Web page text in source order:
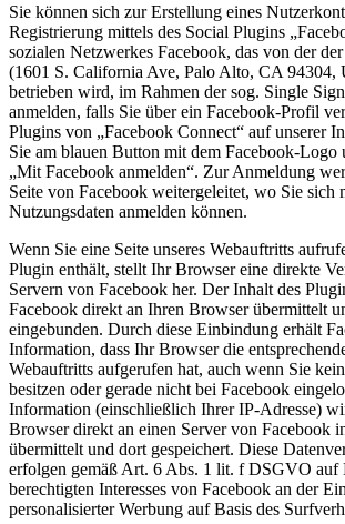
Sie können sich zur Erstellung eines
Registrierung mittels des Social Plugins
sozialen Netzwerkes Facebook, das von der
(1601 S. California Ave, Palo Alto, CA 94304,
betrieben wird, im Rahmen der sog. Single
anmelden, falls Sie über ein Facebook-Profil
Plugins von „Facebook Connect“ auf unserer
Sie am blauen Button mit dem Facebook-
„Mit Facebook anmelden“. Zur Anmeldung
Seite von Facebook weitergeleitet, wo Sie sich
Nutzungsdaten anmelden können.
Wenn Sie eine Seite unseres Webauftritts
Plugin enthält, stellt Ihr Browser eine direkte
Servern von Facebook her. Der Inhalt des
Facebook direkt an Ihren Browser übermittelt
eingebunden. Durch diese Einbindung erhält
Information, dass Ihr Browser die
Webauftritts aufgerufen hat, auch wenn Sie
besitzen oder gerade nicht bei Facebook
Information (einschließlich Ihrer IP-Adresse)
Browser direkt an einen Server von Facebook
übermittelt und dort gespeichert. Diese
erfolgen gemäß Art. 6 Abs. 1 lit. f DSGVO auf
berechtigten Interesses von Facebook an der
personalisierter Werbung auf Basis des